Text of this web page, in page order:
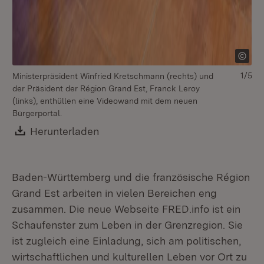
Ministerpräsident Winfried Kretschmann (rechts) und
der Präsident der Région Grand Est, Franck Leroy
(links), enthüllen eine Videowand mit dem neuen
Bürgerportal.
Download:
Herunterladen
1/5
Baden-Württemberg und die französische Région
Grand Est arbeiten in vielen Bereichen eng
zusammen. Die neue Webseite FRED.info ist ein
Schaufenster zum Leben in der Grenzregion. Sie
ist zugleich eine Einladung, sich am politischen,
wirtschaftlichen und kulturellen Leben vor Ort zu